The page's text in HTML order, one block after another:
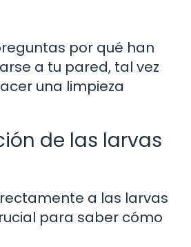
por qué han
a tu pared, tal vez
una limpieza
de las larvas
a las larvas
para saber cómo